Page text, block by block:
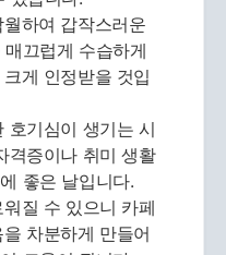
하여 갑작스러운
끄럽게 수습하게
게 인정받을 것입
호기심이 생기는 시
격증이나 취미 생활
좋은 날입니다.
질 수 있으니 카페
차분하게 만들어